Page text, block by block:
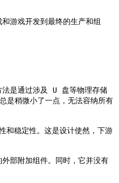
游戏开发到最终的生产和组
法是通过涉及 U 盘等物理存储
是稍微小了一点，无法容纳所有
和稳定性。这是设计使然，下游
部附加组件。同时，它并没有